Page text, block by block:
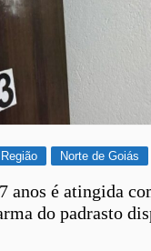
Norte de Goiás
anos é atingida
do padrasto